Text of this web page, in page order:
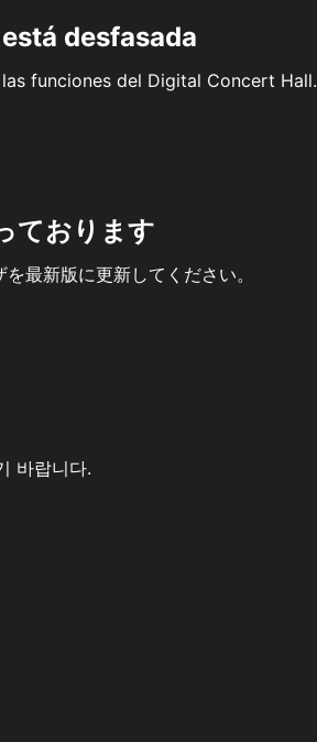
desfasada
funciones del Digital Concert Hall.
ております
最新版に更新してください。
바랍니다.